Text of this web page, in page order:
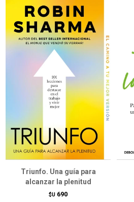
Triunfo. Una guía para
alcanzar la plenitud
$U 690